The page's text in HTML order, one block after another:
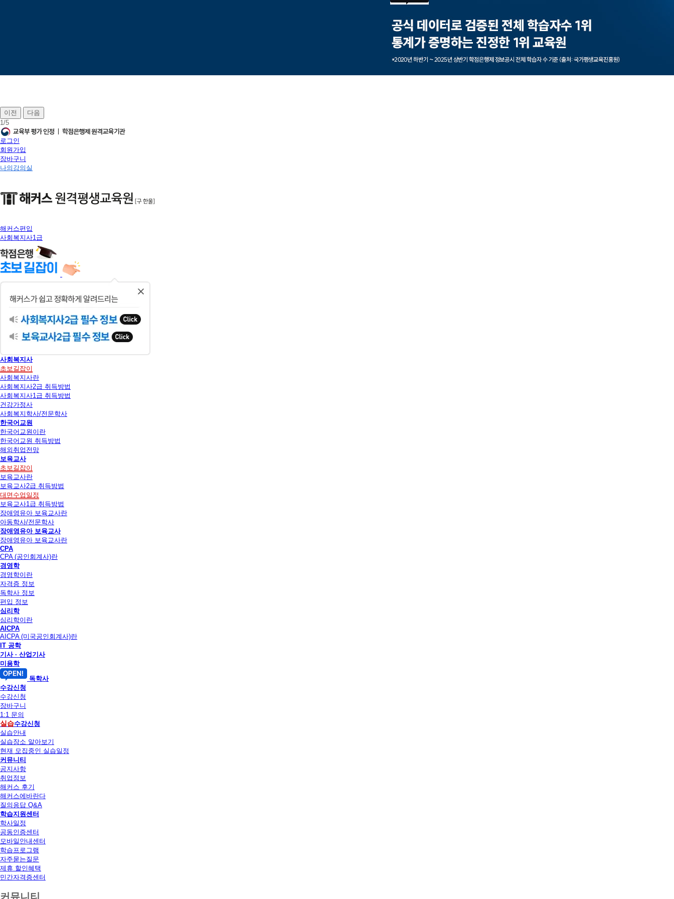
이전
다음
1/5
로그인
회원가입
장바구니
나의강의실
해커스편입
사회복지사1급
사회복지사
초보길잡이
사회복지사란
사회복지사2급 취득방법
사회복지사1급 취득방법
건강가정사
사회복지학사/전문학사
한국어교원
한국어교원이란
한국어교원 취득방법
해외취업전망
보육교사
초보길잡이
보육교사란
보육교사2급 취득방법
대면수업일정
보육교사1급 취득방법
장애영유아 보육교사란
아동학사/전문학사
장애영유아 보육교사
장애영유아 보육교사란
CPA
CPA (공인회계사)란
경영학
경영학이란
자격증 정보
독학사 정보
편입 정보
심리학
심리학이란
AICPA
AICPA (미국공인회계사)란
IT 공학
기사 · 산업기사
미용학
독학사
수강신청
수강신청
장바구니
1:1 문의
실습수강신청
실습안내
실습장소 알아보기
현재 모집중인 실습일정
커뮤니티
공지사항
취업정보
해커스 후기
해커스에바란다
질의응답 Q&A
학습지원센터
학사일정
공동인증센터
모바일안내센터
학습프로그램
자주묻는질문
제휴 할인혜택
민간자격증센터
커뮤니티